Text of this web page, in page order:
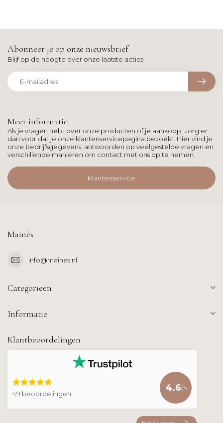
Meer informatie
Als je vragen hebt over onze producten of je aankoop, zorg er
dan voor dat je onze klantenservicepagina bezoekt. Hier vind je
onze bedrijfsgegevens, antwoorden op veelgestelde vragen en
verschillende manieren om contact met ons op te nemen.
Klantenservice
Abonneer je op onze nieuwsbrief
Blijf op de hoogte over onze laatste acties
Mainès
info@maines.nl
Categorieën
Informatie
Klantbeoordelingen
49 beoordelingen
4.6/5